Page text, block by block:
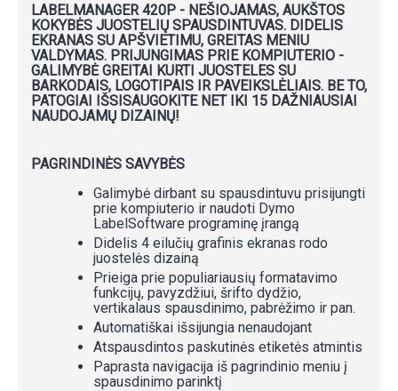
LABELMANAGER 420P - NEŠIOJAMAS, AUKŠTOS
KOKYBĖS JUOSTELIŲ SPAUSDINTUVAS. DIDELIS
EKRANAS SU APŠVIETIMU, GREITAS MENIU
VALDYMAS. PRIJUNGIMAS PRIE KOMPIUTERIO -
GALIMYBĖ GREITAI KURTI JUOSTELES SU
BARKODAIS, LOGOTIPAIS IR PAVEIKSLĖLIAIS. BE TO,
PATOGIAI IŠSISAUGOKITE NET IKI 15 DAŽNIAUSIAI
NAUDOJAMŲ DIZAINŲ!
PAGRINDINĖS SAVYBĖS
Galimybė dirbant su spausdintuvu prisijungti
prie kompiuterio ir naudoti Dymo
LabelSoftware programinę įrangą
Didelis 4 eilučių grafinis ekranas rodo
juostelės dizainą
Prieiga prie populiariausių formatavimo
funkcijų, pavyzdžiui, šrifto dydžio,
vertikalaus spausdinimo, pabrėžimo ir pan.
Automatiškai išsijungia nenaudojant
Atspausdintos paskutinės etiketės atmintis
Paprasta navigacija iš pagrindinio meniu į
spausdinimo parinktį